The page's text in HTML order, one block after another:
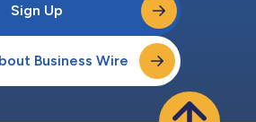
Sign Up
Business Wire